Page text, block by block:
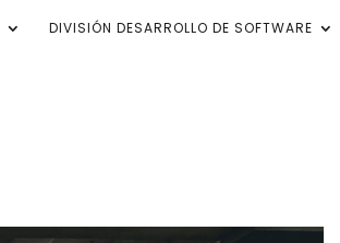
DIVISIÓN DESARROLLO DE SOFTWARE